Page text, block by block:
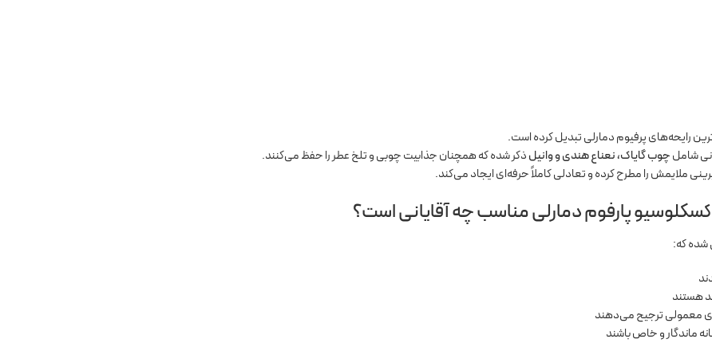
رایحه‌های پرفیوم دمارلی تبدیل کرده است.
شاملچوب گایاک، نعناع هندی و وانیلذکر شده که همچنان جذابیت چوبی و تلخ عطر را حفظ می‌کنند.
ملایمش را مطرح کرده و تعادلی کاملاً حرفه‌ای ایجاد می‌کند.
پارفوم دمارلی مناسب چه آقایانی است؟
شده که:
هستند
معمولی ترجیح می‌دهند
ماندگار و خاص باشند